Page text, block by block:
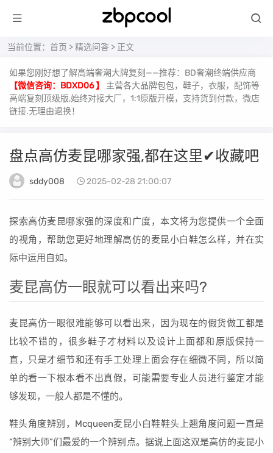
当前位置： 首页 >精选问答 > 正文
如果您刚好想了解高端奢潮大牌复刻——推荐：BD奢潮终端供应商
【微信咨询：BDXD06 】
主营各大品牌包包，鞋子，衣服，配饰等
高端复刻顶级版,始终对接大厂，1:1原版开模，支持货到付款，微店
链接.无理由退换！
盘点高仿麦昆哪家强,都在这里✔收藏吧
sddy008 2025-02-28 21:00:07
探索高仿麦昆哪家强的深度和广度，本文将为您提供一个全面
的视角，帮助您更好地理解高仿的麦昆小白鞋怎么样，并在实
际中运用自如。
麦昆高仿一眼就可以看出来吗?
麦昆高仿一眼很难能够可以看出来，因为现在的假货做工都是
比较不错的，很多鞋子才材料以及设计上面都和原版保持一
直，只是才细节和还有手工处理上面会存在细微不同，所以简
单的看一下根本看不出真假，可能需要专业人员进行鉴定才能
够发现，一般人都是不懂的。
鞋头角度辨别，Mcqueen麦昆小白鞋鞋头上翘角度问题一直是
“辨别大师”们最爱的一个辨别点。据说上面这双是高仿的麦昆小